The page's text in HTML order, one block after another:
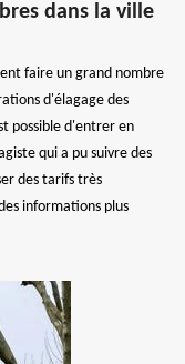
dans la ville
faire un grand nombre
d'élagage des
possible d'entrer en
qui a pu suivre des
des tarifs très
informations plus